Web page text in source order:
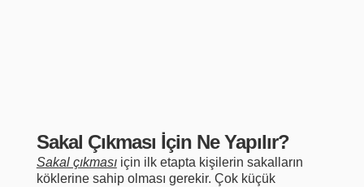
Sakal Çıkması İçin Ne Yapılır?
Sakal çıkmasıiçin ilk etapta kişilerin sakalların
köklerine sahip olması gerekir. Çok küçük